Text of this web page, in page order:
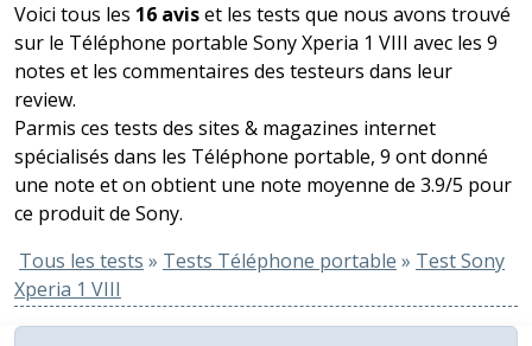
Voici tous les 16 aviset les tests que nous avons trouvé
sur le Téléphone portable Sony Xperia 1 VIII avec les 9
notes et les commentaires des testeurs dans leur
review.
Parmis ces tests des sites & magazines internet
spécialisés dans les Téléphone portable, 9 ont donné
une note et on obtient une note moyenne de 3.9/5 pour
ce produit de Sony.
Tous les tests » Tests Téléphone portable » Test Sony
Xperia 1 VIII